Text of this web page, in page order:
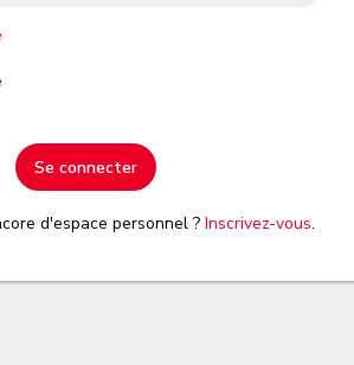
Se connecter
d'espace personnel ? Inscrivez-vous.